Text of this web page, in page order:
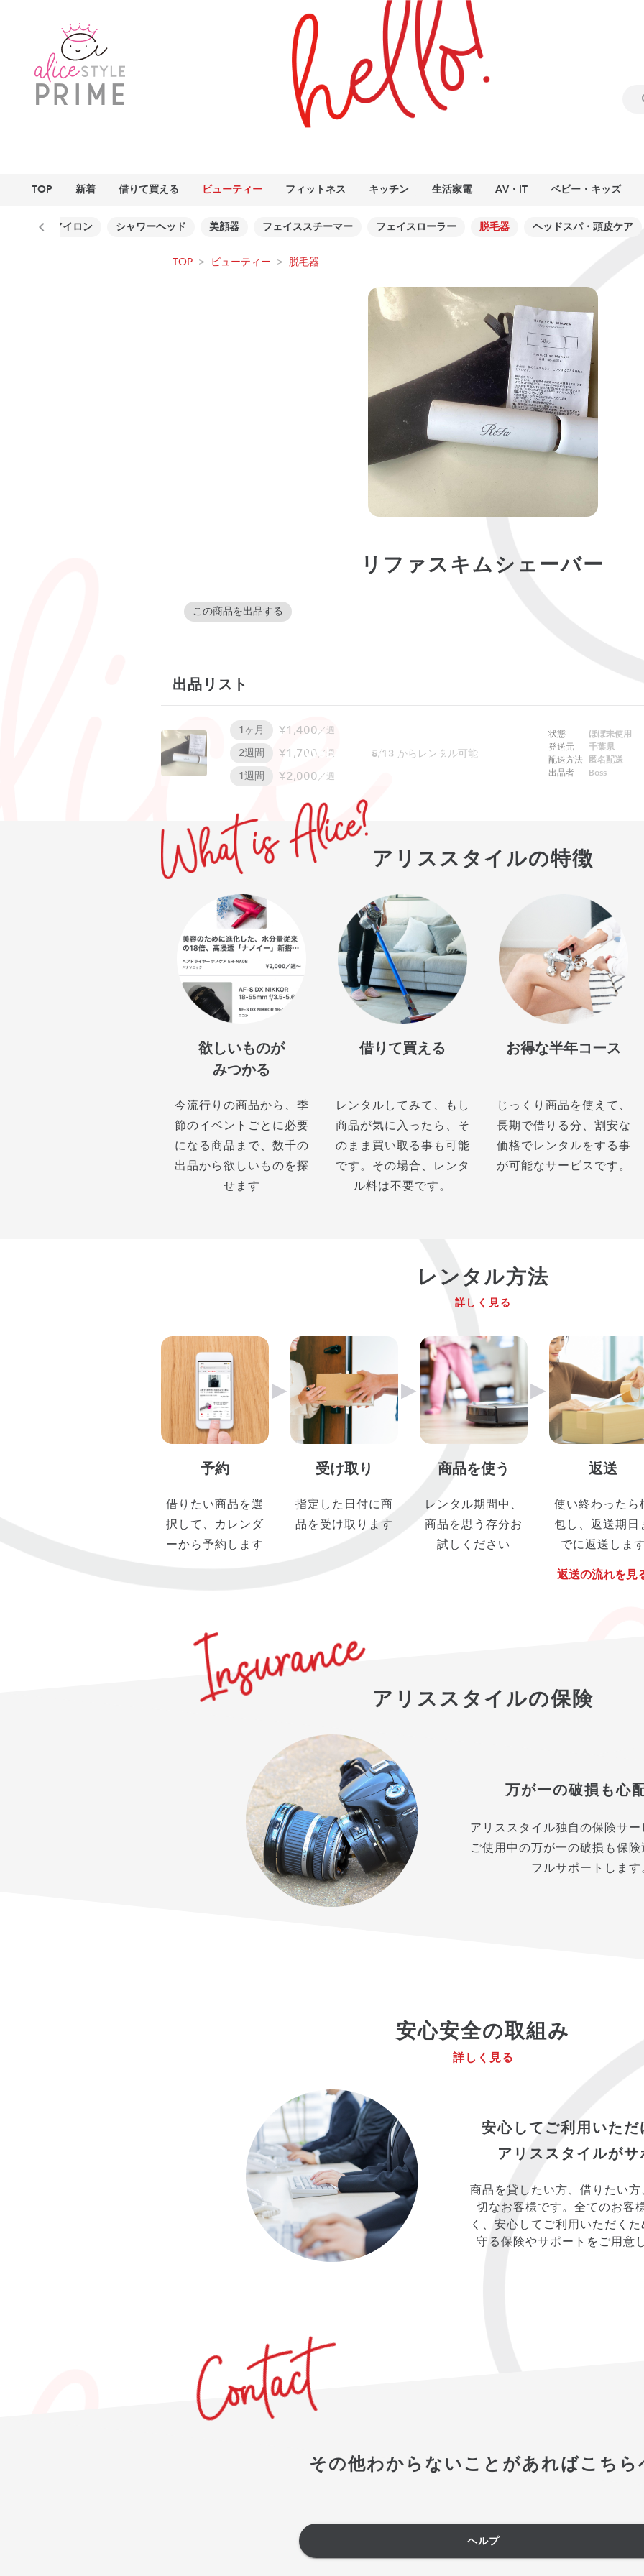
TOP 新着 借りて買える ビューティー フィットネス キッチン 生活家電 AV・IT ベビー・キッズ
ヘアアイロン シャワーヘッド 美顔器 フェイススチーマー フェイスローラー 脱毛器 ヘッドスパ・頭皮ケア
TOP > ビューティー > 脱毛器
リファスキムシェーバー
この商品を出品する
出品リスト
Webでは予約できません。アプリをご利用ください
1ヶ月 ¥1,400／週
2週間 ¥1,700 ／週
1週間 ¥2,000／週
8/13 からレンタル可能
状態
発送元
配送方法
出品者
ほぼ未使用
千葉県
匿名配送
Boss
アリススタイルの特徴
欲しいものが
みつかる
今流行りの商品から、季
節のイベントごとに必要
になる商品まで、数千の
出品から欲しいものを探
せます
借りて買える
レンタルしてみて、もし
商品が気に入ったら、そ
のまま買い取る事も可能
です。その場合、レンタ
ル料は不要です。
お得な半年コース
じっくり商品を使えて、
長期で借りる分、割安な
価格でレンタルをする事
が可能なサービスです。
レンタル方法
詳しく見る
予約
借りたい商品を選
択して、カレンダ
ーから予約します
▶︎
受け取り
指定した日付に商
品を受け取ります
▶︎
商品を使う
レンタル期間中、
商品を思う存分お
試しください
▶︎
返送
使い終わったら
包し、返送期日
でに返送しま
返送の流れを見
アリススタイルの保険
万が一の破損も心
アリススタイル独自の保険サ
ご使用中の万が一の破損も保
フルサポートします
安心安全の取組み
詳しく見る
安心してご利用いた
アリススタイルが
商品を貸したい方、借りたい
切なお客様です。全てのお客
く、安心してご利用いただく
守る保険やサポートをご用意
その他わからないことがあればこちら
ヘルプ